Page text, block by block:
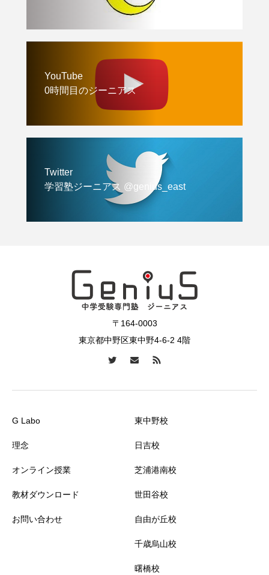
YouTube
0時間目のジーニアス
Twitter
学習塾ジーニアス @genius_east
〒164-0003
東京都中野区東中野4-6-2 4階
G Labo
理念
オンライン授業
教材ダウンロード
お問い合わせ
東中野校
日吉校
芝浦港南校
世田谷校
自由が丘校
千歳烏山校
曙橋校